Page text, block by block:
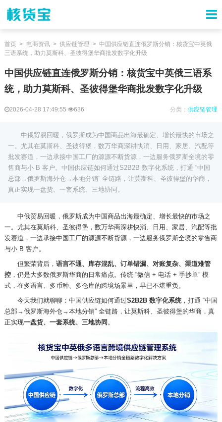
首页 电商资讯 供应链管理
中国供应链直连俄罗斯分销：核货宝中英俄
三语系统，助力莫斯科、圣彼得堡华商批发数字化升级
中国供应链直连俄罗斯分销：核货宝中英俄三语系
统，助力莫斯科、圣彼得堡华商批发数字化升级
2026-04-28 17:49:55 636 分类：供应链管理
中俄贸易回暖，俄罗斯成为中国商品出海最确定、增长最快的市场之
一。尤其在莫斯科、圣彼得堡，数万华商深耕快消、日用、家居、汽配等
批发赛道，一边承接中国工厂的源源不断货源，一边服务俄罗斯全境的零
售商与小 B 客户。中国供应链如何通过S2B2B 数字化系统，打通 “中国
总部→俄罗斯海外仓→本地分销” 全链路，让莫斯科、圣彼得堡的华商，
真正实现一盘货、一套系统、三地协同。
中俄贸易回暖，俄罗斯成为中国商品出海最确定、增长最快的市场之
一。尤其在莫斯科、圣彼得堡，数万华商深耕快消、日用、家居、汽配等批
发赛道，一边承接中国工厂的源源不断货源，一边服务俄罗斯全境的零售商
与小 B 客户。
但繁荣背后， 语言不通、库存混乱、订单错漏、对账复杂、渠道难管
控，仍是大多数俄罗斯华商的日常痛点。传统 “微信 + 电话 + 手抄单” 模
式，在多语言、多币种、多仓库的跨境场景里，早已不堪重负。
今天我们就聊聊：中国供应链如何通过S2B2B 数字化系统，打通 “中国
总部→俄罗斯海外仓→本地分销” 全链路，让莫斯科、圣彼得堡的华商，真
正实现一盘货、一套系统、三地协同 。